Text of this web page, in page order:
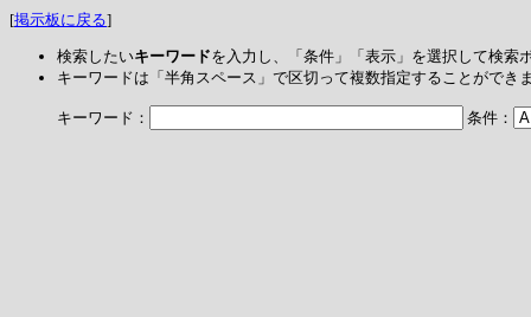
[掲示板に戻る]
検索したいキーワードを入力し、「条件」「表示」を選択して検索
キーワードは「半角スペース」で区切って複数指定することができ
キーワード： 条件：